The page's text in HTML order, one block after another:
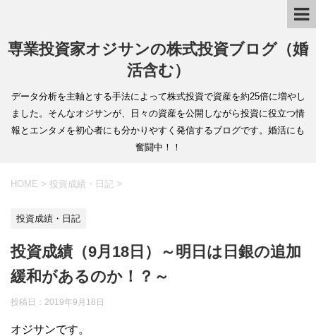
専業投資家オジサンの株式投資ブログ（婚
活含む）
データ分析を主軸とする手法によって株式投資で資産を約25倍に増やし
ました。そんなオジサンが、日々の資産を公開しながら投資に役立つ情
報とエンタメを初心者にも分かりやすく発信するブログです。婚活にも
奮闘中！！
HOME > 投資成績・日記 >
投資成績・日記
投資成績（9月18日）～明日は日銀の追加
緩和があるのか！？～
投稿日： 2019年9月18日
オジサンです。